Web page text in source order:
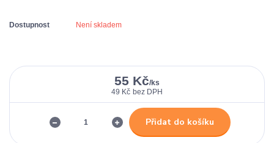
Dostupnost Není skladem
55 Kč/ks
49 Kč bez DPH
Přidat do košíku